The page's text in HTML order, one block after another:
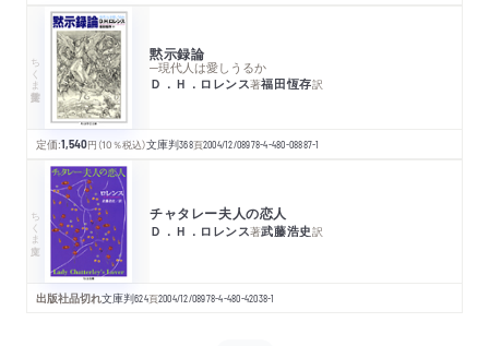
ちくま学芸文庫 黙示録論
─現代人は愛しうるか
Ｄ．Ｈ．ロレンス著福田恆存訳
定価:1,540円 （10％税込）文庫判368頁2004/12/08978-4-480-08887-1
ちくま文庫 チャタレー夫人の恋人
Ｄ．Ｈ．ロレンス著武藤浩史訳
出版社品切れ文庫判624頁2004/12/08978-4-480-42038-1